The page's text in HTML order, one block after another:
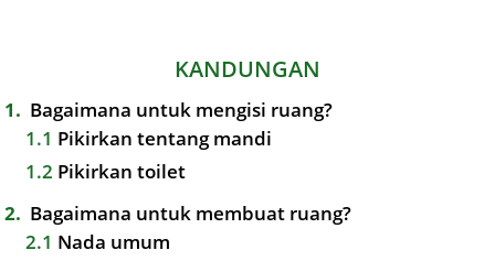
KANDUNGAN
1
Bagaimana untuk mengisi ruang?
1.1 Pikirkan tentang mandi
1.2 Pikirkan toilet
2
Bagaimana untuk membuat ruang?
2.1 Nada umum